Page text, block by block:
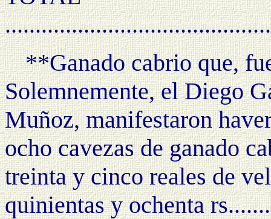
**Ganado cabrio que,
Solemnemente, el Diego
Muñoz, manifestaron
ocho cavezas de ganado
treinta y cinco reales de
quinientas y ochenta